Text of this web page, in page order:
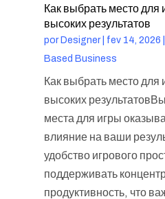
Как выбрать место для
высоких результатов
por Designer| fev 14, 2026
Based Business
Как выбрать место для
высоких
места для игры
влияние на ваши
удобство игрового
поддерживать
продуктивность, что